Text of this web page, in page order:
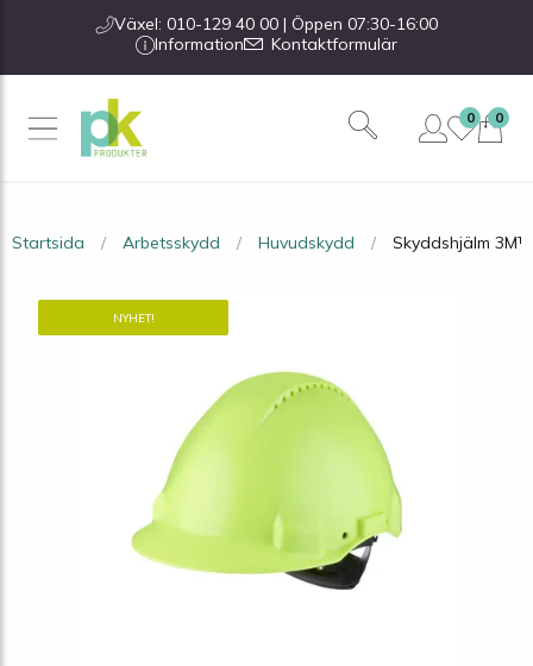
Växel: 010-129 40 00 | Öppen 07:30-16:00
Information
Kontaktformulär
0
0
Startsida Arbetsskydd Huvudskydd Skyddshjälm
NYHET!